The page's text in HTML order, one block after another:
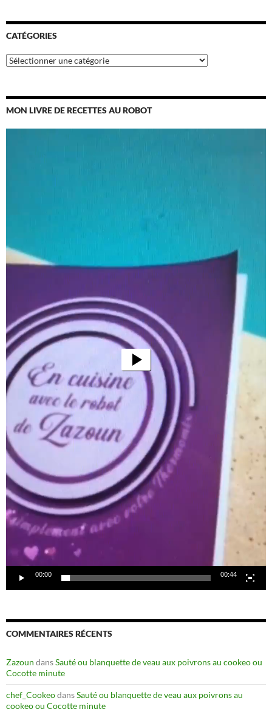
CATÉGORIES
Catégories
MON LIVRE DE RECETTES AU ROBOT
00:00 00:44
COMMENTAIRES RÉCENTS
Zazoun dansSauté ou blanquette de veau aux poivrons au cookeo ou
Cocotte minute
chef_CookeodansSauté ou blanquette de veau aux poivrons au
cookeo ou Cocotte minute